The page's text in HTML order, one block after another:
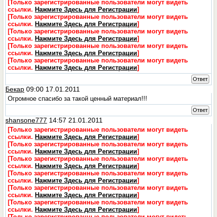
[Только зарегистрированные пользователи могут видеть
ссылки. Нажмите Здесь для Регистрации]
[Только зарегистрированные пользователи могут видеть
ссылки. Нажмите Здесь для Регистрации]
[Только зарегистрированные пользователи могут видеть
ссылки. Нажмите Здесь для Регистрации]
[Только зарегистрированные пользователи могут видеть
ссылки. Нажмите Здесь для Регистрации]
[Только зарегистрированные пользователи могут видеть
ссылки. Нажмите Здесь для Регистрации]
Ответ
Бекар 09:00 17.01.2011
Огромное спасибо за такой ценный материал!!!
Ответ
shansone777 14:57 21.01.2011
[Только зарегистрированные пользователи могут видеть
ссылки. Нажмите Здесь для Регистрации]
[Только зарегистрированные пользователи могут видеть
ссылки. Нажмите Здесь для Регистрации]
[Только зарегистрированные пользователи могут видеть
ссылки. Нажмите Здесь для Регистрации]
[Только зарегистрированные пользователи могут видеть
ссылки. Нажмите Здесь для Регистрации]
[Только зарегистрированные пользователи могут видеть
ссылки. Нажмите Здесь для Регистрации]
[Только зарегистрированные пользователи могут видеть
ссылки. Нажмите Здесь для Регистрации]